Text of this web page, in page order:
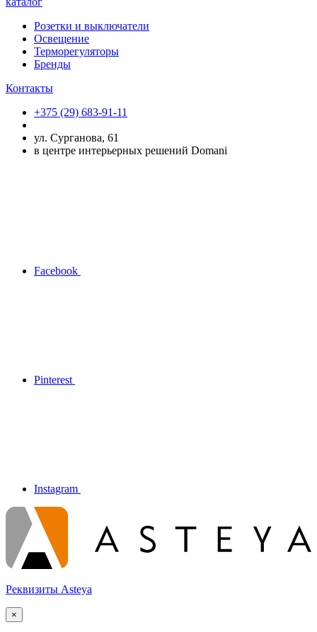
Розетки и выключатели
Освещение
Терморегуляторы
Бренды
Контакты
+375 (29) 683-91-11
ул. Сурганова, 61
в центре интерьерных решений Domani
Facebook
Pinterest
Instagram
Реквизиты Asteya
×